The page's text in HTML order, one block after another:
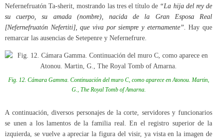
Nefernefruatón Ta-sherit, mostrando las tres el título de “La hija del rey de
su cuerpo, su amada (nombre), nacida de la Gran Esposa Real
[Nefernefruatón Nefertiti], que viva por siempre y eternamente”. Hay que
remarcar las ausencias de Setepenre y Nefernefrure.
Fig. 12. Cámara Gamma. Continuación del muro C, como aparece en Atonou. Martin,
G., The Royal Tomb of Amarna.
A continuación, diversos personajes de la corte, servidores y funcionarios
se unen a los lamentos de la familia real. En el registro superior de la
izquierda, se vuelve a apreciar la figura del visir, ya vista en la imagen de